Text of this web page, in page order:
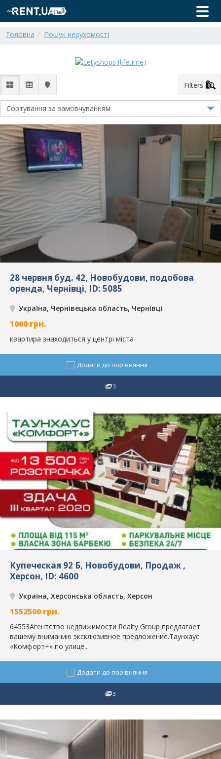
Головна Пошук нерухомості
Filters
28 червня буд. 42, Новобудови, подобова
оренда, Чернівці, ID: 5085
Україна, Чернівецька область, Чернівці
1000 грн.
квартира знаходиться у центрі міста
Додати до порівняння
3
Купеческая 92 Б, Новобудови, Продаж ,
Херсон, ID: 4600
Україна, Херсонська область, Херсон
1552500 грн.
64553Агентство недвижимости Realty Group предлагает
вашему вниманию эксклюзивное предложение.Таунхаус
«Комфорт+» по улице...
Додати до порівняння
3